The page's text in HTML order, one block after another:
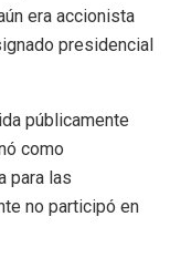
era accionista
presidencial
públicamente
como
para las
no participó en